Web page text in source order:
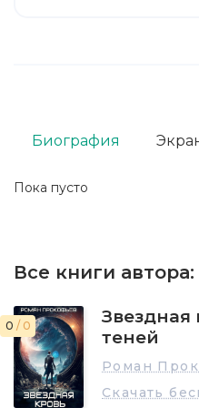
Пока пусто
Биография
Все книги автора:
0 / 0
Звездная
теней
Роман
Скачать